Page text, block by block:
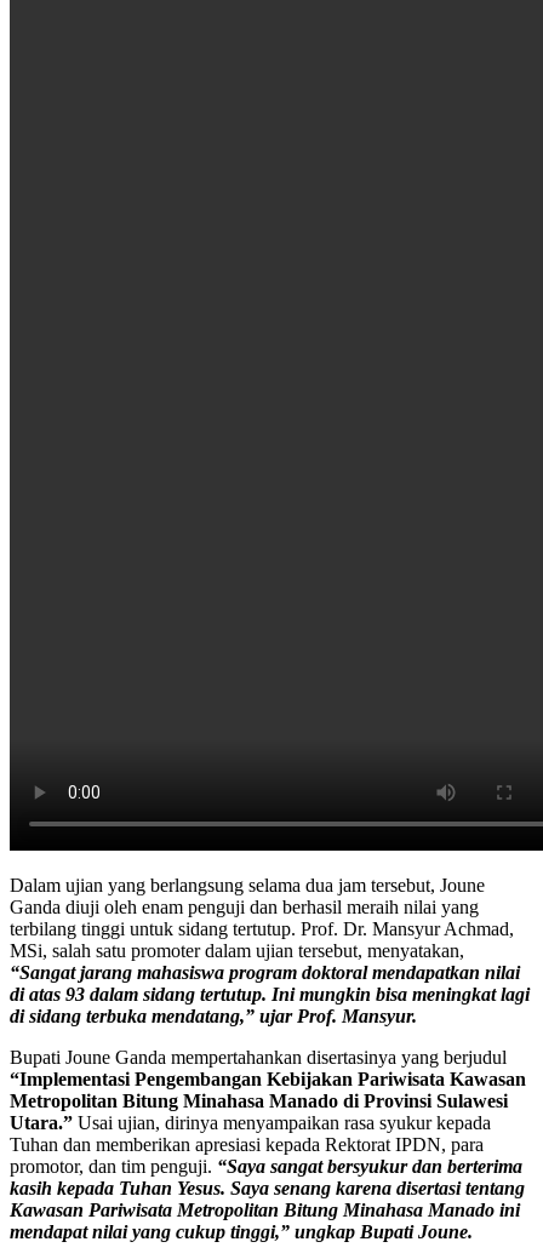
Dalam ujian yang berlangsung selama dua jam tersebut, Joune
Ganda diuji oleh enam penguji dan berhasil meraih nilai yang
terbilang tinggi untuk sidang tertutup. Prof. Dr. Mansyur Achmad,
MSi, salah satu promoter dalam ujian tersebut, menyatakan,
“Sangat jarang mahasiswa program doktoral mendapatkan nilai
di atas 93 dalam sidang tertutup. Ini mungkin bisa meningkat lagi
di sidang terbuka mendatang,” ujar Prof. Mansyur.
Bupati Joune Ganda mempertahankan disertasinya yang berjudul
“Implementasi Pengembangan Kebijakan Pariwisata Kawasan
Metropolitan Bitung Minahasa Manado di Provinsi Sulawesi
Utara.” Usai ujian, dirinya menyampaikan rasa syukur kepada
Tuhan dan memberikan apresiasi kepada Rektorat IPDN, para
promotor, dan tim penguji. “Saya sangat bersyukur dan berterima
kasih kepada Tuhan Yesus. Saya senang karena disertasi tentang
Kawasan Pariwisata Metropolitan Bitung Minahasa Manado ini
mendapat nilai yang cukup tinggi,” ungkap Bupati Joune.